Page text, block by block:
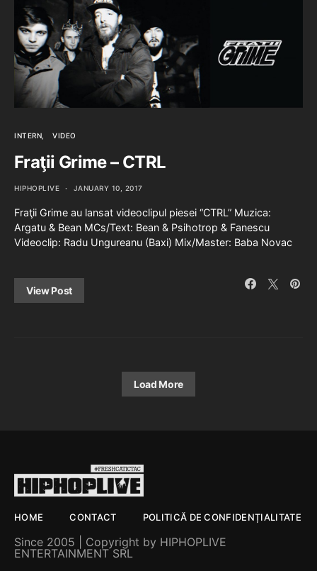
INTERN VIDEO
Fraţii Grime – CTRL
HIPHOPLIVE JANUARY 10, 2017
Fraţii Grime au lansat videoclipul piesei “CTRL” Muzica:
Argatu & Bean MCs/Text: Bean & Psihotrop & Fanescu
Videoclip: Radu Ungureanu (Baxi) Mix/Master: Baba Novac
View Post
Load More
HOME CONTACT POLITICĂ DE CONFIDENȚIALITATE
Since 2005 | Copyright by HIPHOPLIVE
ENTERTAINMENT SRL